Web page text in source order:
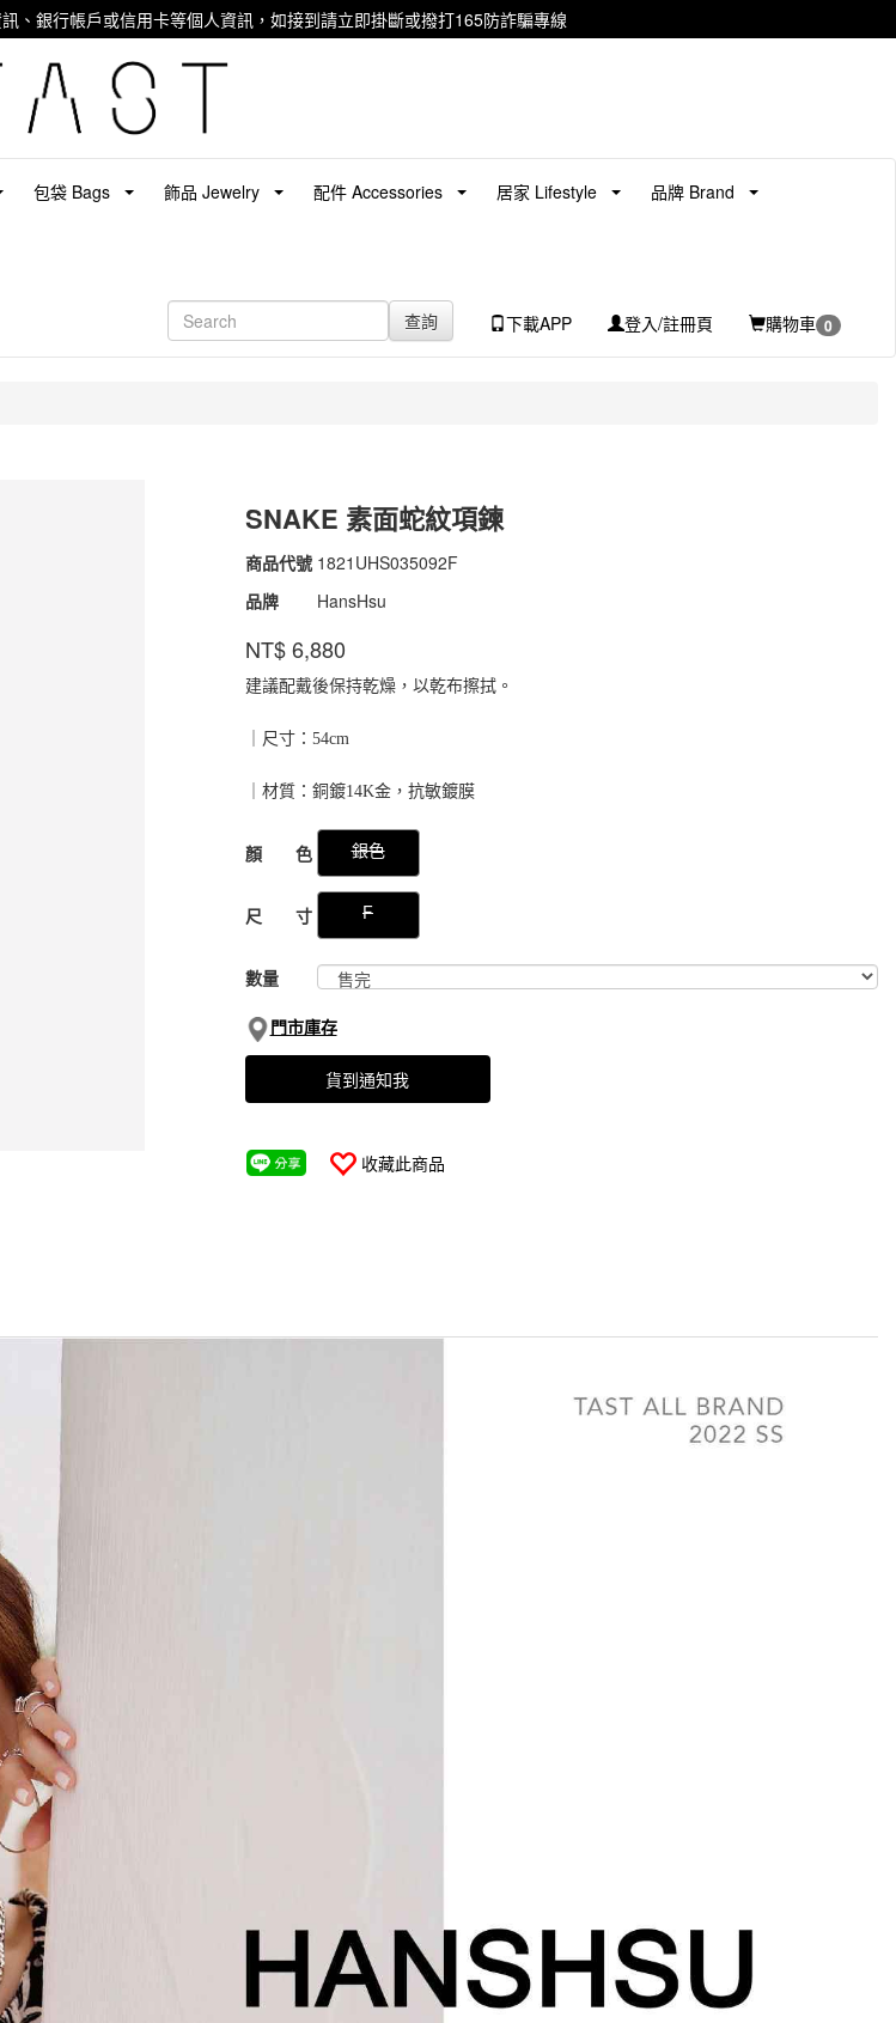
、銀行帳戶或信用卡等個人資訊，如接到請立即掛斷或撥打165防詐騙專線
包袋 Bags 飾品 Jewelry 配件 Accessories 居家 Lifestyle 品牌 Brand
下載APP 登入/註冊頁 購物車 0
查詢
SNAKE 素面蛇紋項鍊
商品代號 1821UHS035092F
1821UHS035092F
品牌
HansHsu
NT$6,880
建議配戴後保持乾燥，以乾布擦拭。
｜尺寸：54cm
｜材質：銅鍍14K金，抗敏鍍膜
GOODS000000000000000005841
顏 色 銀色
尺 寸 F
數量
門市庫存
貨到通知我
收藏此商品